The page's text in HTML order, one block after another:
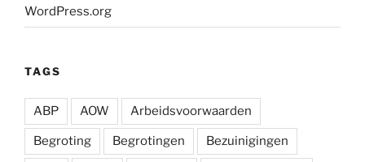
WordPress.org
TAGS
ABP AOW Arbeidsvoorwaarden
Begroting Begrotingen Bezuinigingen